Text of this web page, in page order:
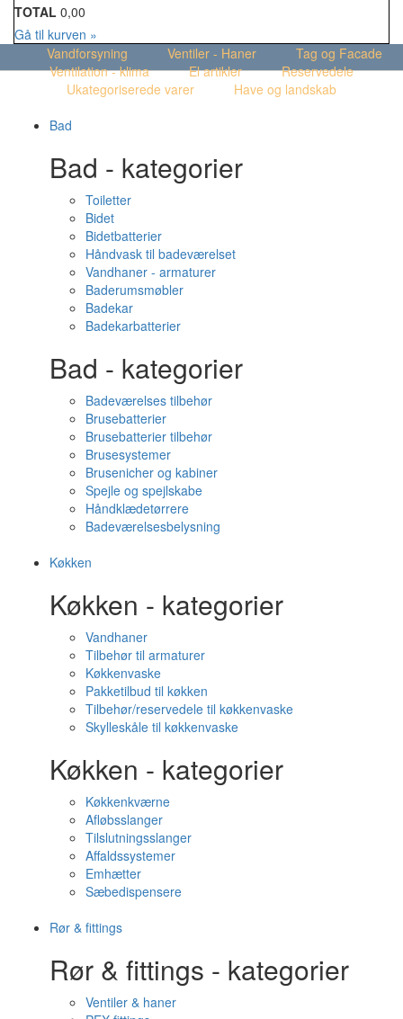
TOTAL 0,00
Gå til kurven »
Vandforsyning
Ventiler - Haner
Tag og Facade
Ventilation - klima
El artikler
Reservedele
Ukategoriserede varer
Have og landskab
Bad
Bad - kategorier
Toiletter
Bidet
Bidetbatterier
Håndvask til badeværelset
Vandhaner - armaturer
Baderumsmøbler
Badekar
Badekarbatterier
Bad - kategorier
Badeværelses tilbehør
Brusebatterier
Brusebatterier tilbehør
Brusesystemer
Brusenicher og kabiner
Spejle og spejlskabe
Håndklædetørrere
Badeværelsesbelysning
Køkken
Køkken - kategorier
Vandhaner
Tilbehør til armaturer
Køkkenvaske
Pakketilbud til køkken
Tilbehør/reservedele til køkkenvaske
Skylleskåle til køkkenvaske
Køkken - kategorier
Køkkenkværne
Afløbsslanger
Tilslutningsslanger
Affaldssystemer
Emhætter
Sæbedispensere
Rør & fittings
Rør & fittings - kategorier
Ventiler & haner